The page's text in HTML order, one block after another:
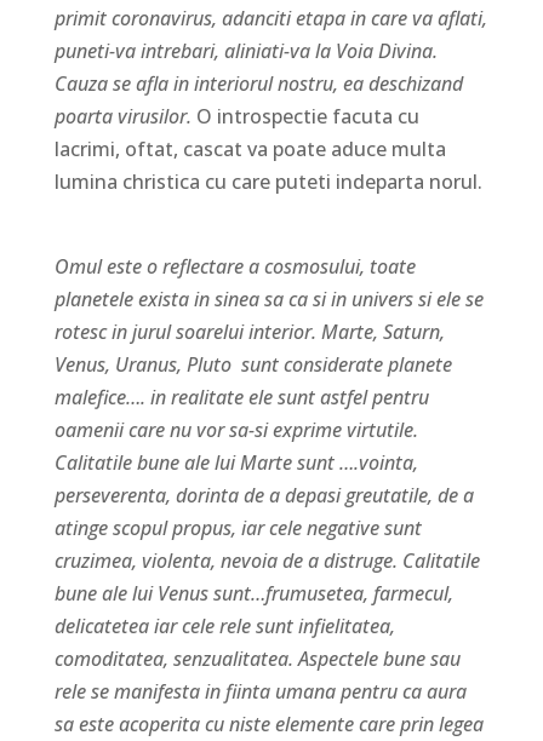
primit coronavirus, adanciti etapa in care va aflati,
puneti-va intrebari, aliniati-va la Voia Divina.
Cauza se afla in interiorul nostru, ea deschizand
poarta virusilor. O introspectie facuta cu
lacrimi, oftat, cascat va poate aduce multa
lumina christica cu care puteti indeparta norul.
Omul este o reflectare a cosmosului, toate
planetele exista in sinea sa ca si in univers si ele se
rotesc in jurul soarelui interior. Marte, Saturn,
Venus, Uranus, Pluto sunt considerate planete
malefice…. in realitate ele sunt astfel pentru
oamenii care nu vor sa-si exprime virtutile.
Calitatile bune ale lui Marte sunt ….vointa,
perseverenta, dorinta de a depasi greutatile, de a
atinge scopul propus, iar cele negative sunt
cruzimea, violenta, nevoia de a distruge. Calitatile
bune ale lui Venus sunt…frumusetea, farmecul,
delicatetea iar cele rele sunt infielitatea,
comoditatea, senzualitatea. Aspectele bune sau
rele se manifesta in fiinta umana pentru ca aura
sa este acoperita cu niste elemente care prin legea